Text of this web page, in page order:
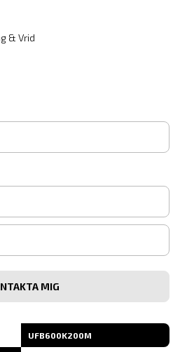
& Vrid
UFB600K200M